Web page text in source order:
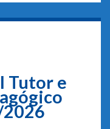
Tutor e
2026